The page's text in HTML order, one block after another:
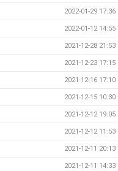
2022-01-29 17:36
2022-01-12 14:55
2021-12-28 21:53
2021-12-23 17:15
2021-12-16 17:10
2021-12-15 10:30
2021-12-12 19:05
2021-12-12 11:53
2021-12-11 20:13
2021-12-11 14:33